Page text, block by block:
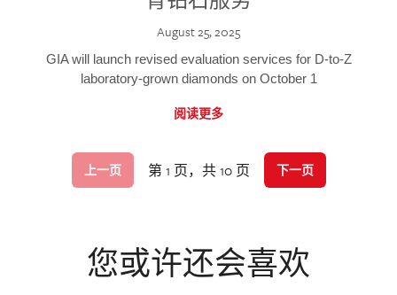
August 25, 2025
GIA will launch revised evaluation services for D-to-Z
laboratory-grown diamonds on October 1
阅读更多
上一页 第 1 页，共 10 页 下一页
您或许还会喜欢